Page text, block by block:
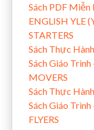
Sách PDF Miễn
ENGLISH YLE
STARTERS
Sách Thực
Sách Giáo Trình
MOVERS
Sách Thực
Sách Giáo
FLYERS